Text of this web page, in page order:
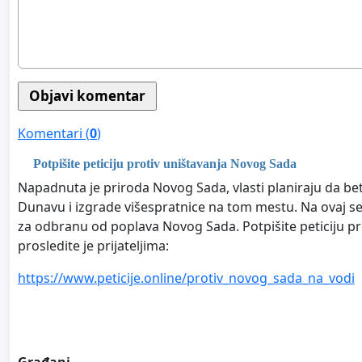
Komentari (0)
Potpišite peticiju protiv uništavanja Novog Sada
Napadnuta je priroda Novog Sada, vlasti planiraju da
Dunavu i izgrade višespratnice na tom mestu. Na ovaj
za odbranu od poplava Novog Sada. Potpišite peticiju
prosledite je prijateljima:
https://www.peticije.online/protiv_novog_sada_na_vodi